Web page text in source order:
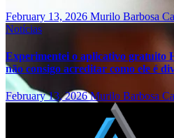
February 13, 2026 Murilo Barbosa
Notícias
Experimentei o aplicativo gratuito
não consigo acreditar como ele é
February 13, 2026Murilo Barbosa